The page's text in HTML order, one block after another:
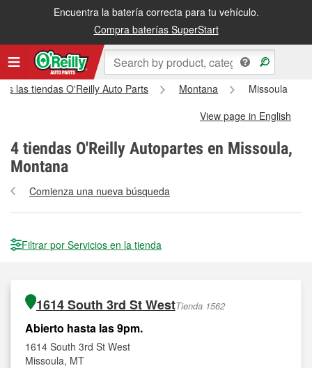
Encuentra la batería correcta para tu vehículo.
Compra baterías SuperStart
las tiendas O'Reilly Auto Parts Montana
Missoula
View page in English
4 tiendas O'Reilly Autopartes en Missoula,
Montana
Comienza una nueva búsqueda
Filtrar por Servicios en la tienda
1614 South 3rd St WestTienda 1562
Abierto hasta las 9pm.
1614 South 3rd St West
Missoula, MT